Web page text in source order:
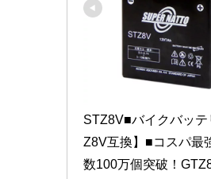
STZ8V■バイクバッ
Z8V互換】■コスパ最
数100万個突破！